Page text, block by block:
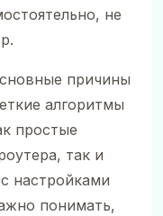
не
причины
алгоритмы
простые
так и
настройками
понимать,